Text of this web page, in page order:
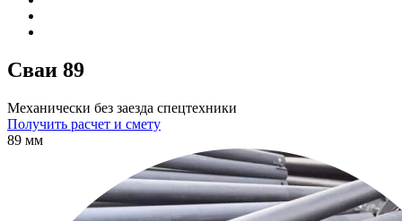
Сваи 89
Механически без заезда спецтехники
Получить расчет и смету
89 мм